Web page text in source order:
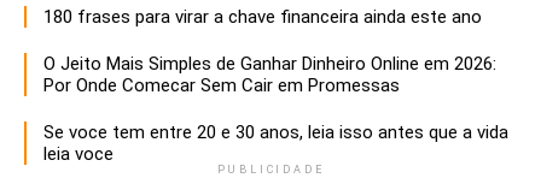
180 frases para virar a chave financeira ainda este ano
O Jeito Mais Simples de Ganhar Dinheiro Online em 2026:
Por Onde Comecar Sem Cair em Promessas
Se voce tem entre 20 e 30 anos, leia isso antes que a vida
leia voce
PUBLICIDADE